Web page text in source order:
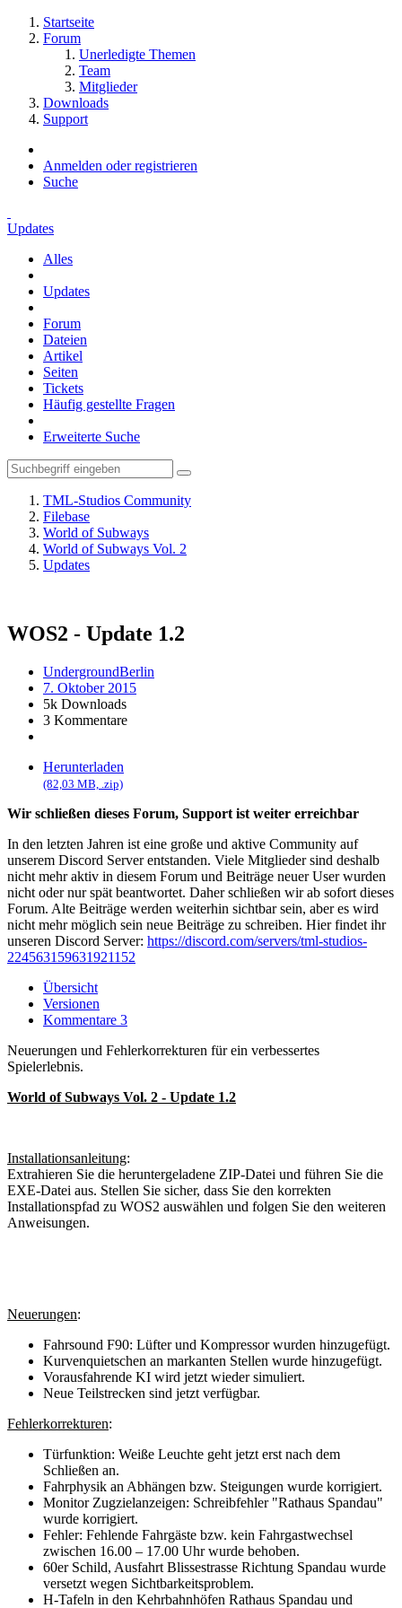
Startseite
Forum
Unerledigte Themen
Team
Mitglieder
Downloads
Support
Anmelden oder registrieren
Suche
Updates
Alles
Updates
Forum
Dateien
Artikel
Seiten
Tickets
Häufig gestellte Fragen
Erweiterte Suche
TML-Studios Community
Filebase
World of Subways
World of Subways Vol. 2
Updates
WOS2 - Update 1.2
UndergroundBerlin
7. Oktober 2015
5k Downloads
3 Kommentare
Herunterladen
(82,03 MB, .zip)
Wir schließen dieses Forum, Support ist weiter erreichbar
In den letzten Jahren ist eine große und aktive Community auf
unserem Discord Server entstanden. Viele Mitglieder sind deshalb
nicht mehr aktiv in diesem Forum und Beiträge neuer User wurden
nicht oder nur spät beantwortet. Daher schließen wir ab sofort dieses
Forum. Alte Beiträge werden weiterhin sichtbar sein, aber es wird
nicht mehr möglich sein neue Beiträge zu schreiben. Hier findet ihr
unseren Discord Server: https://discord.com/servers/tml-studios-
224563159631921152
Übersicht
Versionen
Kommentare 3
Neuerungen und Fehlerkorrekturen für ein verbessertes
Spielerlebnis.
World of Subways Vol. 2 - Update 1.2
Installationsanleitung:
Extrahieren Sie die heruntergeladene ZIP-Datei und führen Sie die
EXE-Datei aus. Stellen Sie sicher, dass Sie den korrekten
Installationspfad zu WOS2 auswählen und folgen Sie den weiteren
Anweisungen.
Neuerungen:
Fahrsound F90: Lüfter und Kompressor wurden hinzugefügt.
Kurvenquietschen an markanten Stellen wurde hinzugefügt.
Vorausfahrende KI wird jetzt wieder simuliert.
Neue Teilstrecken sind jetzt verfügbar.
Fehlerkorrekturen:
Türfunktion: Weiße Leuchte geht jetzt erst nach dem
Schließen an.
Fahrphysik an Abhängen bzw. Steigungen wurde korrigiert.
Monitor Zugzielanzeigen: Schreibfehler "Rathaus Spandau"
wurde korrigiert.
Fehler: Fehlende Fahrgäste bzw. kein Fahrgastwechsel
zwischen 16.00 – 17.00 Uhr wurde behoben.
60er Schild, Ausfahrt Blissestrasse Richtung Spandau wurde
versetzt wegen Sichtbarkeitsproblem.
H-Tafeln in den Kehrbahnhöfen Rathaus Spandau und